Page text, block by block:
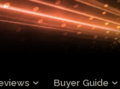
Buyer Guide